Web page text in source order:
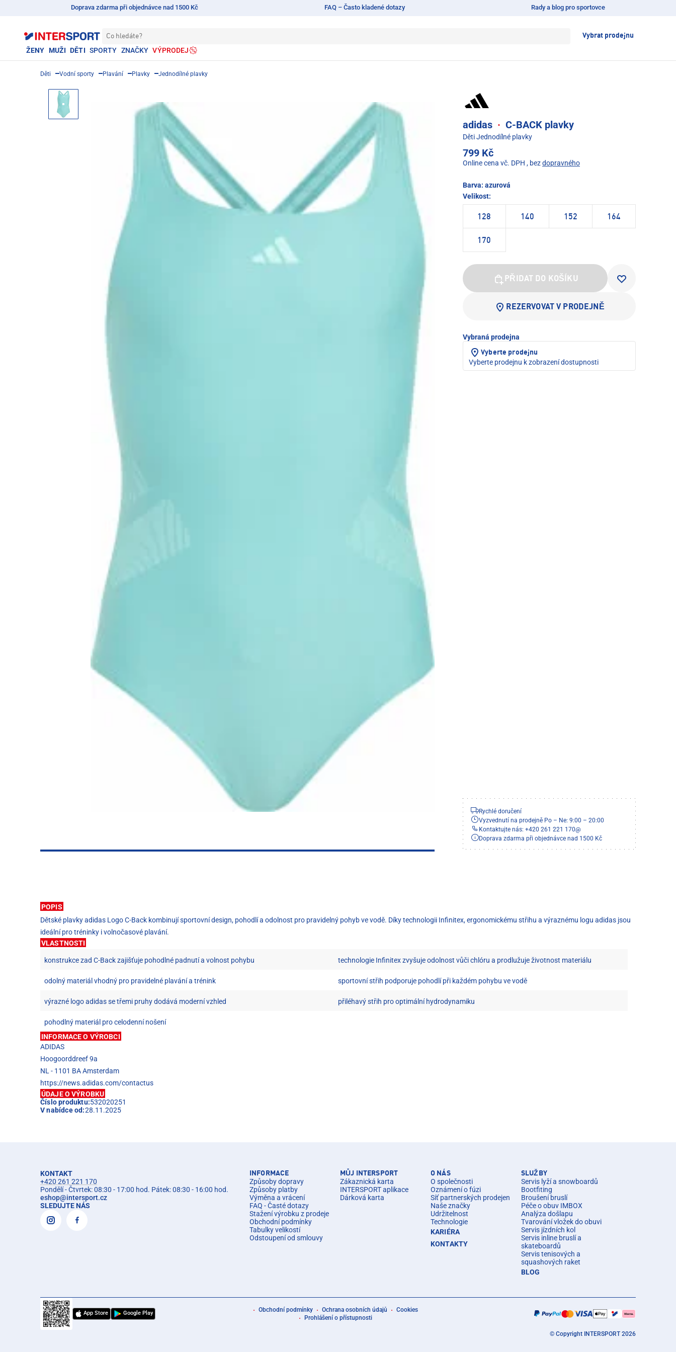
Doprava zdarma při objednávce nad 1500 Kč FAQ – Často kladené dotazy Rady a blog pro sportovce
Co hledáte? Vybrat prodejnu
ŽENY MUŽI DĚTI SPORTY ZNAČKY VÝPRODEJ
Děti Vodní sporty Plavání Plavky Jednodílné plavky
adidas · C-BACK plavky
Děti Jednodílné plavky
799 Kč
Online cena vč. DPH , bezdopravného
Barva: azurová
Velikost:
128 140 152 164
170
PŘIDAT DO KOŠÍKU
REZERVOVAT V PRODEJNĚ
Vybraná prodejna
Vyberte prodejnu
Vyberte prodejnu k zobrazení dostupnosti
Rychlé doručení
Vyzvednutí na prodejně Po – Ne: 9:00 – 20:00
Kontaktujte nás: +420 261 221 170@
Doprava zdarma při objednávce nad 1500 Kč
POPIS
Dětské plavky adidas Logo C-Back kombinují sportovní design, pohodlí a odolnost pro pravidelný pohyb ve vodě. Díky technologii Infinitex, ergonomickému střihu a výraznému logu adidas jsou
ideální pro tréninky i volnočasové plavání.
VLASTNOSTI
konstrukce zad C-Back zajišťuje pohodlné padnutí a volnost pohybu technologie Infinitex zvyšuje odolnost vůči chlóru a prodlužuje životnost materiálu
odolný materiál vhodný pro pravidelné plavání a trénink sportovní střih podporuje pohodlí při každém pohybu ve vodě
výrazné logo adidas se třemi pruhy dodává moderní vzhled přiléhavý střih pro optimální hydrodynamiku
pohodlný materiál pro celodenní nošení
INFORMACE O VÝROBCI
ADIDAS
Hoogoorddreef 9a
NL - 1101 BA Amsterdam
https://news.adidas.com/contactus
ÚDAJE O VÝROBKU
Číslo produktu:532020251
V nabídce od:28.11.2025
KONTAKT
+420 261 221 170
Pondělí - Čtvrtek: 08:30 - 17:00 hod. Pátek: 08:30 - 16:00 hod.
eshop@intersport.cz
SLEDUJTE NÁS
INFORMACE
Způsoby dopravy
Způsoby platby
Výměna a vrácení
FAQ - Časté dotazy
Stažení výrobku z prodeje
Obchodní podmínky
Tabulky velikostí
Odstoupení od smlouvy
MŮJ INTERSPORT
Zákaznická karta
INTERSPORT aplikace
Dárková karta
O NÁS
O společnosti
Oznámení o fúzi
Síť partnerských prodejen
Naše značky
Udržitelnost
Technologie
KARIÉRA
KONTAKTY
SLUŽBY
Servis lyží a snowboardů
Bootfiting
Broušení bruslí
Péče o obuv IMBOX
Analýza došlapu
Tvarování vložek do obuvi
Servis jízdních kol
Servis inline bruslí a
skateboardů
Servis tenisových a
squashových raket
BLOG
App Store Google Play Obchodní podmínky Ochrana osobních údajů
Cookies
Prohlášení o přístupnosti
© Copyright INTERSPORT 2026